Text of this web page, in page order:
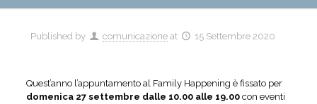
Published by comunicazione at 15 Settembre 2020
Quest’anno l’appuntamento al Family Happening è fissato per
domenica 27 settembre dalle 10.00 alle 19.00con eventi